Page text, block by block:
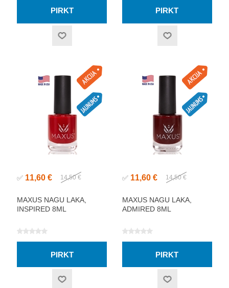
✅ 11,60 € 14,50 €
MAXUS NAGU LAKA,
INSPIRED 8ML
✅ 11,60 € 14,50 €
MAXUS NAGU LAKA,
ADMIRED 8ML